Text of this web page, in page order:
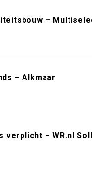
–
– Alkmaar
verplicht – WR.nl